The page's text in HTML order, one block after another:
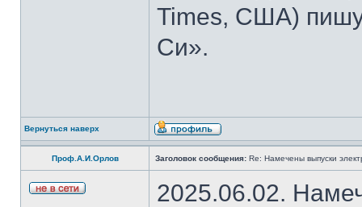
Times, США)
Си».
Вернуться наверх
Проф.А.И.Орлов Заголовок сообщения: Re: Намечены выпуски
2025.06.02.